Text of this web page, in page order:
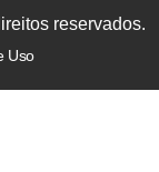
reservados.
Uso